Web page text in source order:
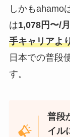
しかもahamo
は1,078円〜/
手キャリアよ
日本での普段
す。
普段
イル